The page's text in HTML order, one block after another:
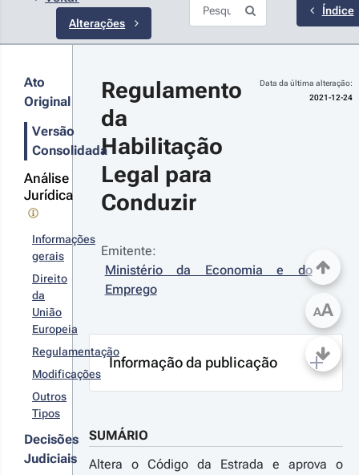
Alterações
a
645,
de
a
12-09
Lei
- 1.ª
o
da
e
a
(UE)
detalhes
Índice
Ato
Original
Versão
Consolidada
Análise
Jurídica
Informações
gerais
Direito
da
União
Europeia
Regulamentação
Modificações
Outros
Tipos
Decisões
Judiciais
Regulamento
da
Habilitação
Legal para
Conduzir
Data da última alteração:
2021-12-24
Emitente:
Ministério da Economia e do
Emprego
Informação da publicação
SUMÁRIO
Altera o Código da Estrada e aprova o
AA